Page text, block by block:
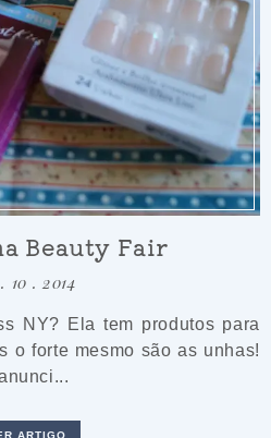
Beauty Fair
10 . 2014
NY? Ela tem produtos para
o forte mesmo são as unhas!